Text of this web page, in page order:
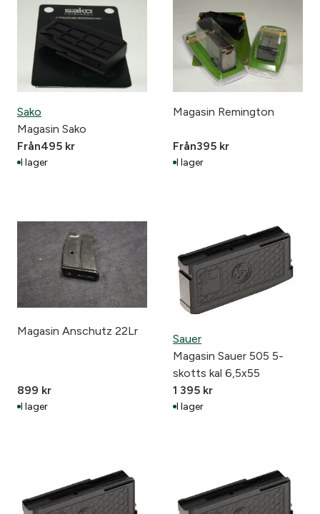
Sako
Magasin Sako
Från495 kr
I lager
Magasin Remington
Från395 kr
I lager
Magasin Anschutz 22Lr
899 kr
I lager
Sauer
Magasin Sauer 505 5-
skotts kal 6,5x55
1 395 kr
I lager